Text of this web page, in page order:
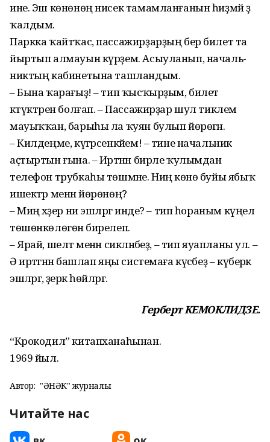
ине. Эш кө­нөнөң нисек тамамланғанын һиҙмәй ҙә
ҡалдым.
Паркка ҡайтҡас, пассажир­ҙарҙың бер билет та
йыртып алмауын күрҙем. Асыуланып, на­чаль­
никтың кабинетына ташландым.
– Бына ҡарағыҙ! – тип ҡысҡыр­ҙым, билет
кәтүктәрен болғап. – Пассажирҙар шул тиклем
мауыҡҡан, барыһы ла ҡуян булып йөрөгән.
– Килдеңме, күгәрсенкәйем! – тине начальник
аҫтыртын ғына. – Иртәнән бирле ҡулымдан
телефон трубкаһы төшмәне. Ниңә көнө буйы ябыҡ
ишектәр менән йөрөнөң?
– Миңә хәҙер ни эшләргә инде? – тип һораным күңел
төшөнкөлөгөнә бирелеп.
– Ярай, шелтә менән сикләнәбеҙ, – тип яуапланы ул. –
Ә иртәгәнән башлап яңы системаға күсәбеҙ – күберәк
эшләргә, әҙерәк һөйләргә.
Герберт КЕМОКЛИДЗЕ.
“Крокодил” китапханаһынан.
1969 йыл.
Автор: "ҺӘНӘК" журналы
Читайте нас